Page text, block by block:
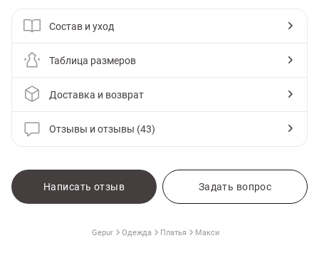
Состав и уход
Таблица размеров
Доставка и возврат
Отзывы и отзывы (43)
Написать отзыв Задать вопрос
Gepur Одежда Платья Макси